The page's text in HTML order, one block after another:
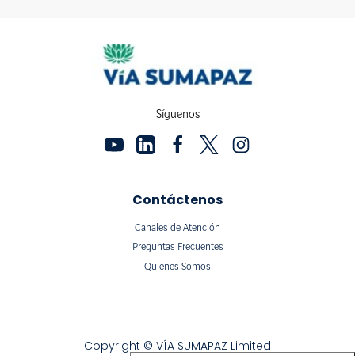
Síguenos
Contáctenos
Canales de Atención
Preguntas Frecuentes
Quienes Somos
Copyright © VÍA SUMAPAZ Limited